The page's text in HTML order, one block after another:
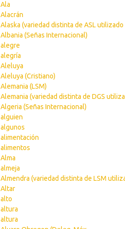
Ala
Alacrán
Alaska (variedad distinta de ASL utilizado
Albania (Señas Internacional)
alegre
alegría
Aleluya
Aleluya (Cristiano)
Alemania (LSM)
Alemania (variedad distinta de DGS
Algeria (Señas Internacional)
alguien
algunos
alimentación
alimentos
Alma
almeja
Almendra (variedad distinta de LSM
Altar
alto
altura
altura